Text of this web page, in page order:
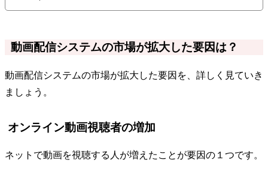
動画配信システムの市場が拡大した要因は？
動画配信システムの市場が拡大した要因を、詳しく見ていき
ましょう。
オンライン動画視聴者の増加
ネットで動画を視聴する人が増えたことが要因の１つです。